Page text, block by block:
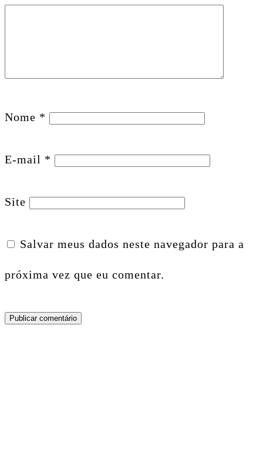
Nome *
E-mail *
Site
Salvar meus dados neste navegador para a
próxima vez que eu comentar.